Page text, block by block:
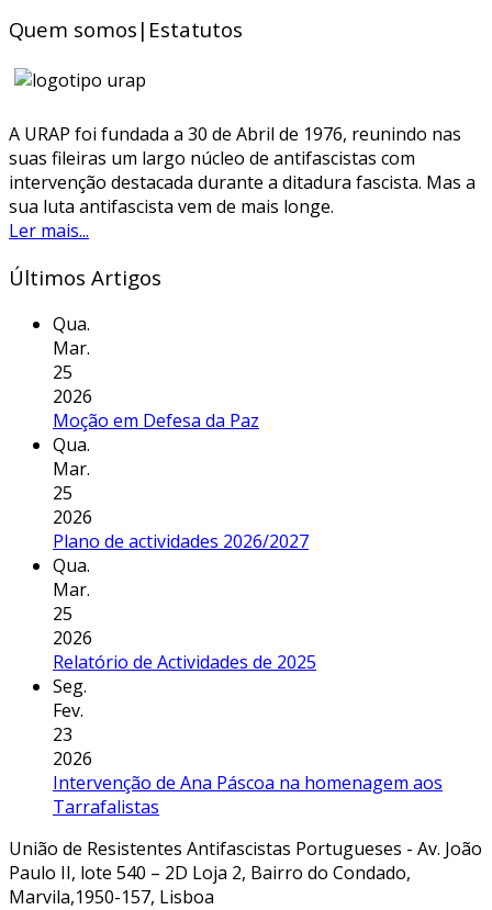
Quem somos|Estatutos
A URAP foi fundada a 30 de Abril de 1976, reunindo nas
suas fileiras um largo núcleo de antifascistas com
intervenção destacada durante a ditadura fascista. Mas a
sua luta antifascista vem de mais longe.
Ler mais...
Últimos Artigos
Qua.
Mar.
25
2026
Moção em Defesa da Paz
Qua.
Mar.
25
2026
Plano de actividades 2026/2027
Qua.
Mar.
25
2026
Relatório de Actividades de 2025
Seg.
Fev.
23
2026
Intervenção de Ana Páscoa na homenagem aos
Tarrafalistas
União de Resistentes Antifascistas Portugueses - Av. João
Paulo II, lote 540 – 2D Loja 2, Bairro do Condado,
Marvila,1950-157, Lisboa